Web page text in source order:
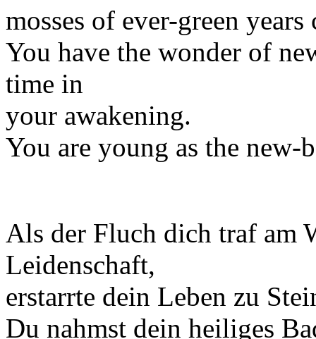
mosses of ever-green
You have the wonder of
time in
your awakening.
You are young as the
Als der Fluch dich traf am
Leidenschaft,
erstarrte dein Leben zu
Du nahmst dein heiliges